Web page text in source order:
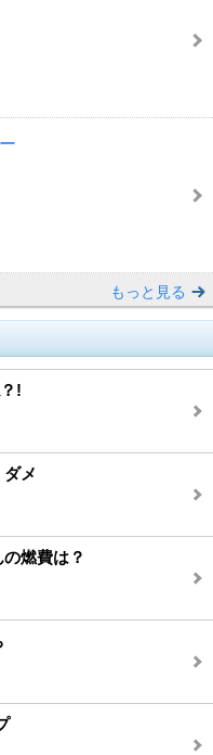
もっと見る
!
メ
燃費は？